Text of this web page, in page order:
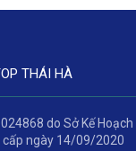
THÁI HÀ
do Sở Kế Hoạch
cấp ngày 14/09/2020